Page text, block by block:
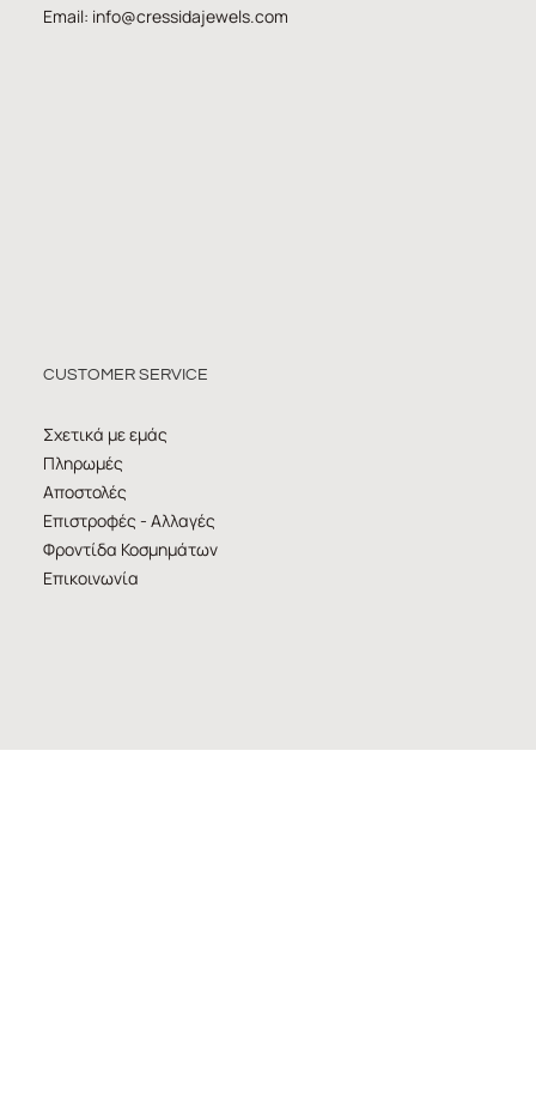
Email: info@cressidajewels.com
CUSTOMER SERVICE
Σχετικά με εμάς
Πληρωμές
Αποστολές
Επιστροφές - Αλλαγές
Φροντίδα Κοσμημάτων
Επικοινωνία